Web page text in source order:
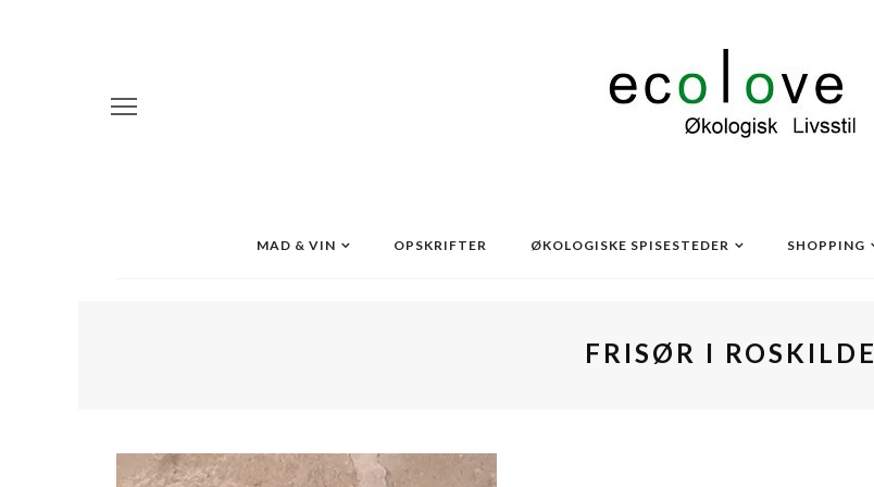
MAD & VIN OPSKRIFTER ØKOLOGISKE SPISESTEDER SHOPPING
FRISØR I ROSKILDE